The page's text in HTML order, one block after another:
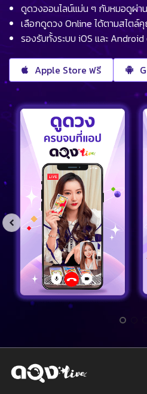
ดูดวงออนไลน์แม่น ๆ กับหมอดูผ่า
เลือกดูดวง Online ได้ตามสไตล์
รองรับทั้งระบบ iOS และ
Apple Store ฟรี